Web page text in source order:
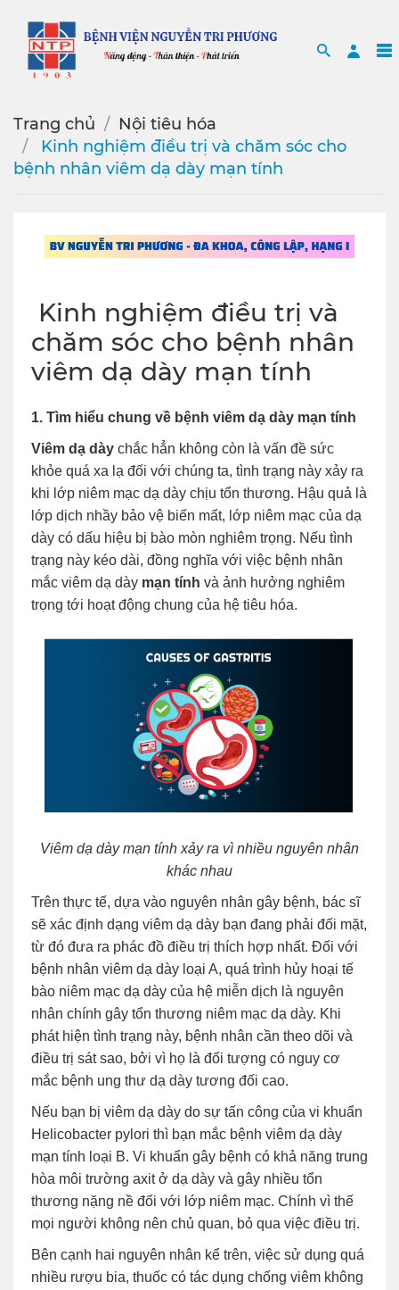
Search
Trang chủ
Nội tiêu hóa
️ ​Kinh nghiệm điều trị và chăm sóc cho
bệnh nhân viêm dạ dày mạn tính
️ ​Kinh nghiệm điều trị và
chăm sóc cho bệnh nhân
viêm dạ dày mạn tính
1. Tìm hiểu chung về bệnh viêm dạ dày mạn tính
Viêm dạ dày chắc hẳn không còn là vấn đề sức
khỏe quá xa lạ đối với chúng ta, tình trạng này xảy ra
khi lớp niêm mạc dạ dày chịu tổn thương. Hậu quả là
lớp dịch nhầy bảo vệ biến mất, lớp niêm mạc của dạ
dày có dấu hiệu bị bào mòn nghiêm trọng. Nếu tình
trạng này kéo dài, đồng nghĩa với việc bệnh nhân
mắc viêm dạ dày mạn tính và ảnh hưởng nghiêm
trọng tới hoạt động chung của hệ tiêu hóa.
Viêm dạ dày mạn tính xảy ra vì nhiều nguyên nhân
khác nhau
Trên thực tế, dựa vào nguyên nhân gây bệnh, bác sĩ
sẽ xác định dạng viêm dạ dày bạn đang phải đối mặt,
từ đó đưa ra phác đồ điều trị thích hợp nhất. Đối với
bệnh nhân viêm dạ dày loại A, quá trình hủy hoại tế
bào niêm mạc dạ dày của hệ miễn dịch là nguyên
nhân chính gây tổn thương niêm mạc dạ dày. Khi
phát hiện tình trạng này, bệnh nhân cần theo dõi và
điều trị sát sao, bởi vì họ là đối tượng có nguy cơ
mắc bệnh ung thư dạ dày tương đối cao.
Nếu bạn bị viêm dạ dày do sự tấn công của vi khuẩn
Helicobacter pylori thì bạn mắc bệnh viêm dạ dày
mạn tính loại B. Vi khuẩn gây bệnh có khả năng trung
hòa môi trường axit ở dạ dày và gây nhiều tổn
thương nặng nề đối với lớp niêm mạc. Chính vì thế
mọi người không nên chủ quan, bỏ qua việc điều trị.
Bên cạnh hai nguyên nhân kể trên, việc sử dụng quá
nhiều rượu bia, thuốc có tác dụng chống viêm không